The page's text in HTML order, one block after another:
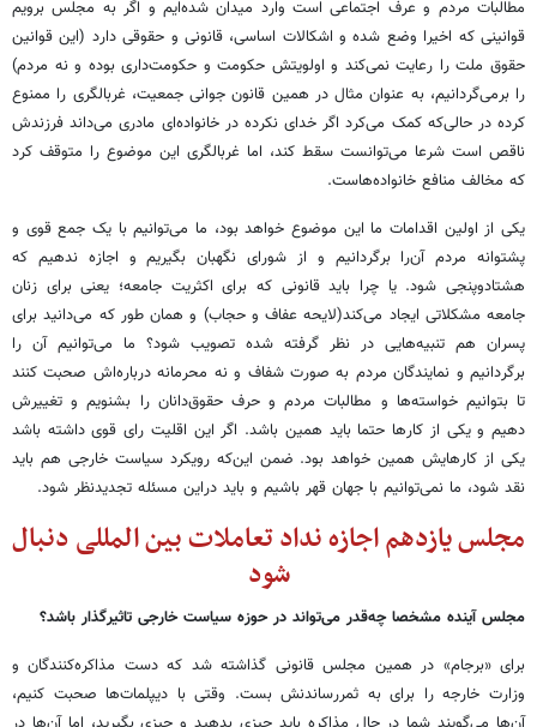
مطالبات مردم و عرف اجتماعی است وارد میدان شده‌ایم و اگر به مجلس برویم
قوانینی که اخیرا وضع شده و اشکالات اساسی، قانونی و حقوقی دارد (این قوانین
حقوق ملت را رعایت نمی‌کند و اولویتش حکومت و حکومت‌داری بوده و نه مردم)
را برمی‌گردانیم، به عنوان مثال در همین قانون جوانی جمعیت، غربالگری را ممنوع
کرده در حالی‌که کمک می‌کرد اگر خدای نکرده در خانواده‌ای مادری می‌داند فرزندش
ناقص است شرعا می‌توانست سقط کند، اما غربالگری این موضوع را متوقف کرد
که مخالف منافع خانواده‌هاست.
یکی از اولین اقدامات ما این موضوع خواهد بود، ما می‌توانیم با یک جمع قوی و
پشتوانه مردم آن‌را برگردانیم و از شورای نگهبان بگیریم و اجازه ندهیم که
هشتادوپنجی شود. یا چرا باید قانونی که برای اکثریت جامعه؛ یعنی برای زنان
جامعه مشکلاتی ایجاد می‌کند(لایحه عفاف و حجاب) و همان طور که می‌دانید برای
پسران هم تنبیه‌هایی در نظر گرفته شده تصویب شود؟ ما می‌توانیم آن را
برگردانیم و نمایندگان مردم به صورت شفاف و نه محرمانه درباره‌اش صحبت کنند
تا بتوانیم خواسته‌ها و مطالبات مردم و حرف حقوق‌دانان را بشنویم و تغییرش
دهیم و یکی از کارها حتما باید همین باشد. اگر این اقلیت رای قوی داشته باشد
یکی از کارهایش همین خواهد بود. ضمن این‌که رویکرد سیاست خارجی هم باید
نقد شود، ما نمی‌توانیم با جهان قهر باشیم و باید دراین مسئله تجدیدنظر شود.
مجلس یازدهم اجازه نداد تعاملات بین المللی دنبال
شود
مجلس آینده مشخصا چه‌قدر می‌تواند در حوزه سیاست خارجی تاثیرگذار باشد؟
برای «برجام» در همین مجلس قانونی گذاشته شد که دست مذاکره‌کنندگان و
وزارت خارجه را برای به ثمررساندنش بست. وقتی با دیپلمات‌ها صحبت کنیم،